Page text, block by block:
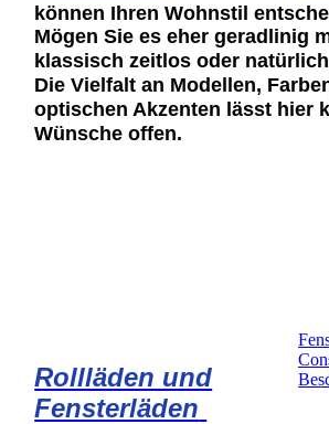
können Ihren Wohnstil
Mögen Sie es eher geradlinig
klassisch zeitlos oder
Die Vielfalt an Modellen,
optischen Akzenten lässt hier
Wünsche offen.
Rollläden und
Fensterläden